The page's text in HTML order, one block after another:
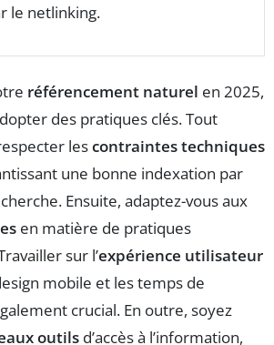
le netlinking.
référencement naturel en 2025,
des pratiques clés. Tout
lescontraintes techniques
une bonne indexation par
Ensuite, adaptez-vous aux
en matière de pratiques
sur l’expérience utilisateur
mobile et les temps de
crucial. En outre, soyez
outils d’accès à l’information,